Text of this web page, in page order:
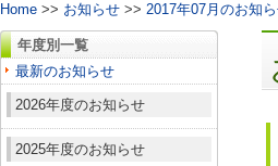
Home >> お知らせ >> 2017年07月のお知
年度別一覧
最新のお知らせ
2026年度のお知らせ
2025年度のお知らせ